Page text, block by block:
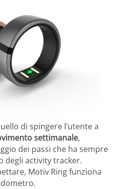
di spingere l’utente a
settimanale,
dei passi che ha sempre
degli activity tracker.
Motiv Ring funziona